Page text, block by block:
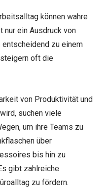
können wahre
nur ein Ausdruck von
entscheidend zu einem
oft die
von Produktivität und
suchen viele
um ihre Teams zu
über
bis hin zu
gibt zahlreiche
zu fördern.